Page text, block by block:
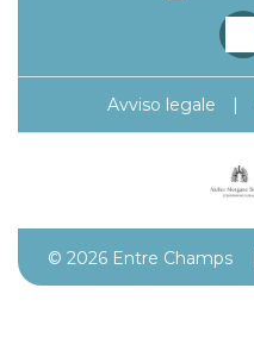
Avviso legale |
© 2026 Entre Champs